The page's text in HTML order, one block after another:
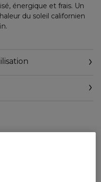
énergique et frais. Un
du soleil californien
décontractée, il
plages californiennes.
Sûr de lui et plein
caractère. On se laisse
le Bois Flotté, le
font écho à la force